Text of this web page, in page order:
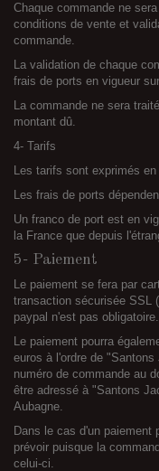
Chaque commande ne
conditions de vente et
commande.
La validation de chaque
frais de ports en vigueur
La commande ne sera
montant dû.
4- Tarifs
Les tarifs sont exprimés
Les frais de ports
Un franco de port est en
la France que depuis
5- Paiement
Le paiement se fera par
transaction sécurisée SSL
paypal n'est pas obligatoire.
Le paiement pourra
euros à l'ordre de
numéro de commande au
être adressé à "Santons
Aubagne.
Dans le cas d'un paiement
prévoir puisque la
celui-ci.